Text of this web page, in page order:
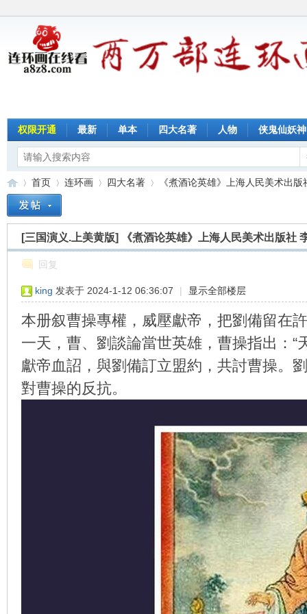
权限开通 最新 单本 四大名著 人物 侠鬼仙妖神
»
首页
›
连环画
›
四大名著
›
《煮酒论英雄》上海人民美术出
[三国演义.上美黄版] 《煮酒论英雄》上海人民美术出版社
回复
king 发表于 2024-1-12 06:36:07 | 显示全部楼层
本册叙曹操專權，威壓獻帝，把劉備留在
一天，曹、劉談論當世英雄，曹操指出：
獻帝血詔，與劉備訂立盟約，共討曹操。
對曹操的反抗。